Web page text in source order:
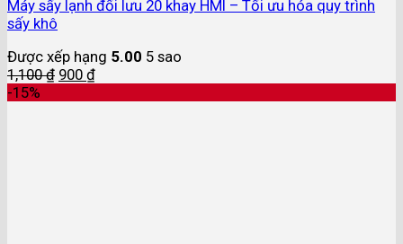
Máy sấy lạnh đối lưu 20 khay HMI – Tối ưu hóa quy trình
sấy khô
Được xếp hạng 5.00 5 sao
1,100₫ 900 ₫
-15%